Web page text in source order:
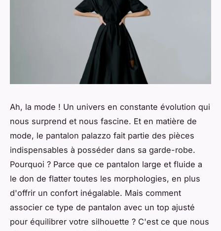
Ah, la mode ! Un univers en constante évolution qui
nous surprend et nous fascine. Et en matière de
mode, le pantalon palazzo fait partie des pièces
indispensables à posséder dans sa garde-robe.
Pourquoi ? Parce que ce pantalon large et fluide a
le don de flatter toutes les morphologies, en plus
d'offrir un confort inégalable. Mais comment
associer ce type de pantalon avec un top ajusté
pour équilibrer votre silhouette ? C'est ce que nous